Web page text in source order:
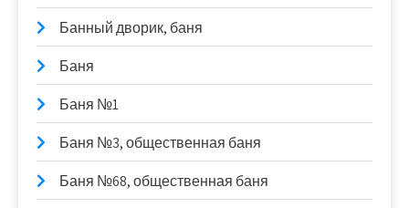
Банный дворик, баня
Баня
Баня №1
Баня №3, общественная баня
Баня №68, общественная баня